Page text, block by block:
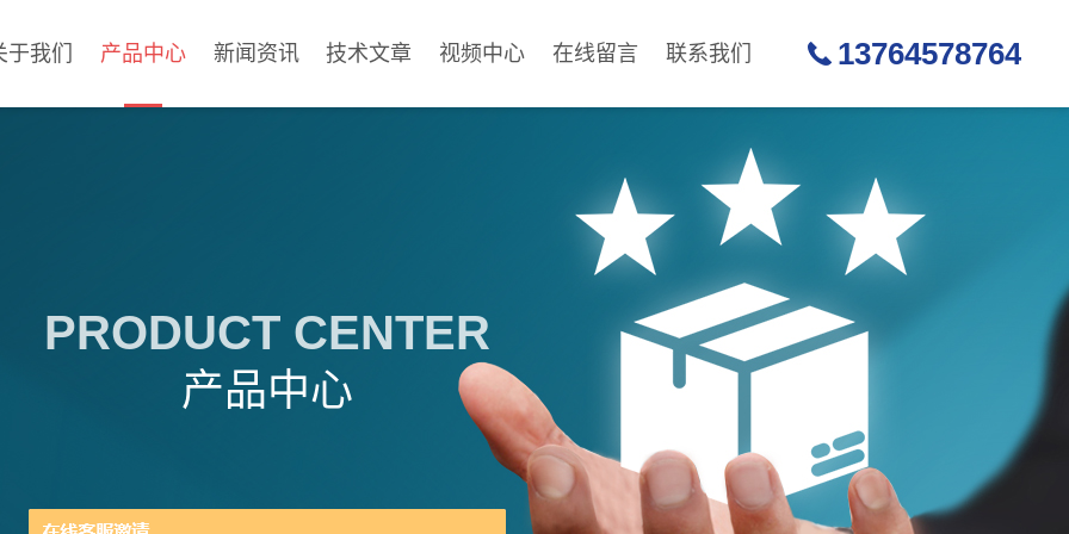
于我们 产品中心 新闻资讯 技术文章 视频中心 在线留言 联系我们 13764578764
PRODUCT CENTER
产品中心